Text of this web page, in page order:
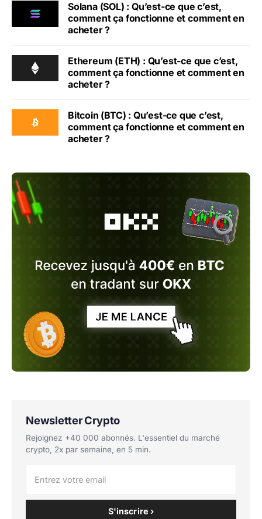
Solana (SOL) : Qu’est-ce que c’est,
comment ça fonctionne et comment en
acheter ?
Ethereum (ETH) : Qu’est-ce que c’est,
comment ça fonctionne et comment en
acheter ?
Bitcoin (BTC) : Qu’est-ce que c’est,
comment ça fonctionne et comment en
acheter ?
Newsletter Crypto
Rejoignez +40 000 abonnés. L'essentiel du marché
crypto, 2x par semaine, en 5 min.
S'inscrire ›